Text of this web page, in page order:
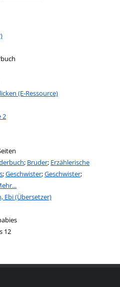
öffnen
(E-Ressource)
Interessenskreis
2
; Bruder; Erzählerische
;Geschwister;Geschwister;
dieser Beteiligten Person
Ebi (Übersetzer)
12